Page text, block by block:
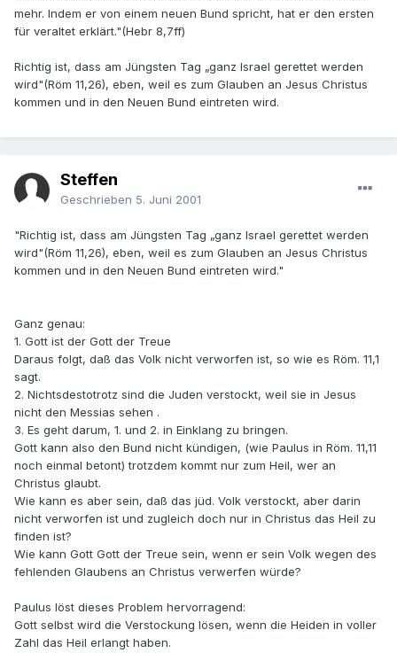
mehr. Indem er von einem neuen Bund spricht, hat er den ersten
für veraltet erklärt."(Hebr 8,7ff)
Richtig ist, dass am Jüngsten Tag „ganz Israel gerettet werden
wird"(Röm 11,26), eben, weil es zum Glauben an Jesus Christus
kommen und in den Neuen Bund eintreten wird.
Steffen
Geschrieben 5. Juni 2001
"Richtig ist, dass am Jüngsten Tag „ganz Israel gerettet werden
wird"(Röm 11,26), eben, weil es zum Glauben an Jesus Christus
kommen und in den Neuen Bund eintreten wird."
Ganz genau:
1. Gott ist der Gott der Treue
Daraus folgt, daß das Volk nicht verworfen ist, so wie es Röm. 11,1
sagt.
2. Nichtsdestotrotz sind die Juden verstockt, weil sie in Jesus
nicht den Messias sehen .
3. Es geht darum, 1. und 2. in Einklang zu bringen.
Gott kann also den Bund nicht kündigen, (wie Paulus in Röm. 11,11
noch einmal betont) trotzdem kommt nur zum Heil, wer an
Christus glaubt.
Wie kann es aber sein, daß das jüd. Volk verstockt, aber darin
nicht verworfen ist und zugleich doch nur in Christus das Heil zu
finden ist?
Wie kann Gott Gott der Treue sein, wenn er sein Volk wegen des
fehlenden Glaubens an Christus verwerfen würde?
Paulus löst dieses Problem hervorragend:
Gott selbst wird die Verstockung lösen, wenn die Heiden in voller
Zahl das Heil erlangt haben.